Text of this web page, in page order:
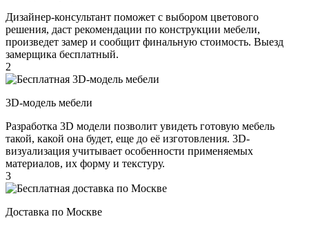
Дизайнер-консультант поможет с выбором цветового
решения, даст рекомендации по конструкции мебели,
произведет замер и сообщит финальную стоимость. Выезд
замерщика бесплатный.
2
3D-модель мебели
Разработка 3D модели позволит увидеть готовую мебель
такой, какой она будет, еще до её изготовления. 3D-
визуализация учитывает особенности применяемых
материалов, их форму и текстуру.
3
Доставка по Москве